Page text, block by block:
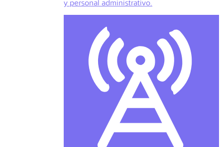
y personal administrativo.